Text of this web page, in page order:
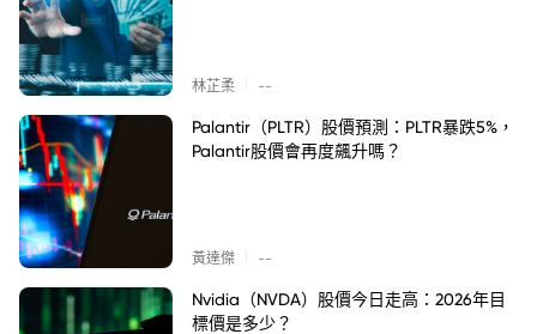
林芷柔 --
Palantir（PLTR）股價預測：PLTR暴跌5%，
Palantir股價會再度飆升嗎？
黃達傑 --
Nvidia（NVDA）股價今日走高：2026年目
標價是多少？